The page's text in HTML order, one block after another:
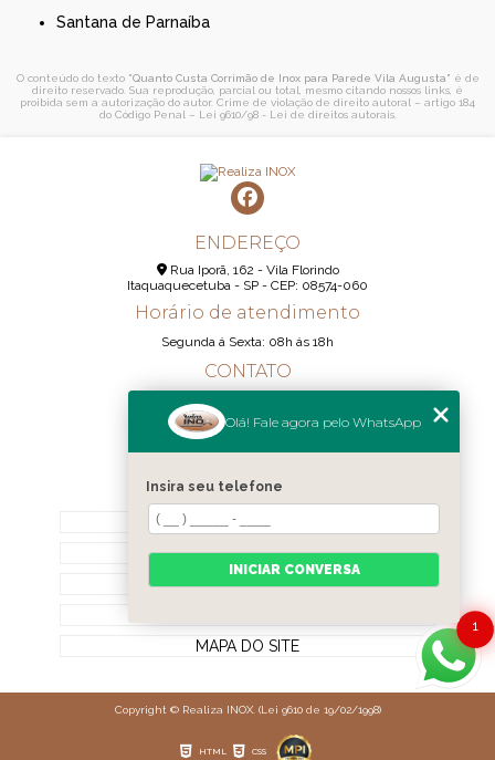
Santana de Parnaíba
O conteúdo do texto "Quanto Custa Corrimão de Inox para Parede Vila Augusta" é de
direito reservado. Sua reprodução, parcial ou total, mesmo citando nossos links, é
proibida sem a autorização do autor. Crime de violação de direito autoral – artigo 184
do Código Penal – Lei 9610/98 - Lei de direitos autorais.
ENDEREÇO
Rua Iporã, 162 - Vila Florindo
Itaquaquecetuba - SP - CEP: 08574-060
Horário de atendimento
Segunda á Sexta: 08h ás 18h
CONTATO
(11) 98189-1344
MENU
HOME
QUEM SOMOS
CONTATO
MAPA DO SITE
Copyright © Realiza INOX. (Lei 9610 de 19/02/1998)
HTML CSS
1
Olá! Fale agora pelo WhatsApp
Insira seu telefone
INICIAR CONVERSA